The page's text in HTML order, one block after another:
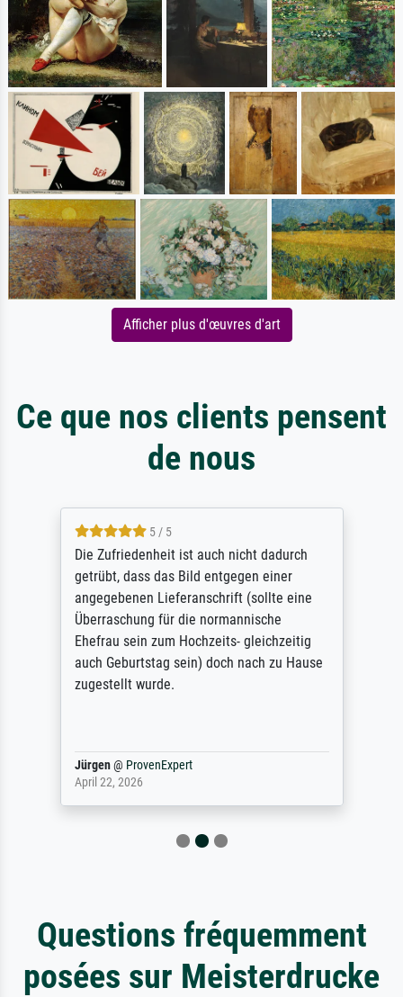
Afficher plus d'œuvres d'art
Ce que nos clients pensent
de nous
5 / 5
Die Zufriedenheit ist auch nicht dadurch
getrübt, dass das Bild entgegen einer
angegebenen Lieferanschrift (sollte eine
Überraschung für die normannische
Ehefrau sein zum Hochzeits- gleichzeitig
auch Geburtstag sein) doch nach zu Hause
zugestellt wurde.
Jürgen@ ProvenExpert
April 22, 2026
Questions fréquemment
posées sur Meisterdrucke